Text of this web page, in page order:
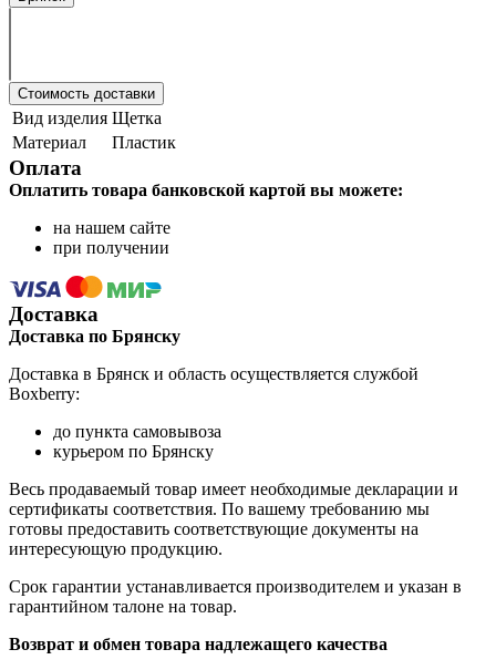
Стоимость доставки
Вид изделия Щетка
Материал
Пластик
Оплата
Оплатить товара банковской картой вы можете:
на нашем сайте
при получении
Доставка
Доставка по Брянску
Доставка в Брянск и область осуществляется службой
Boxberry:
до пункта самовывоза
курьером по Брянску
Весь продаваемый товар имеет необходимые декларации и
сертификаты соответствия. По вашему требованию мы
готовы предоставить соответствующие документы на
интересующую продукцию.
Срок гарантии устанавливается производителем и указан в
гарантийном талоне на товар.
Возврат и обмен товара надлежащего качества